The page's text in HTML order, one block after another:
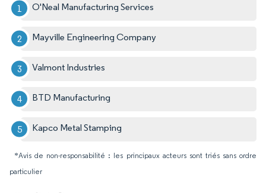
O'Neal Manufacturing Services
Mayville Engineering Company
Valmont Industries
BTD Manufacturing
Kapco Metal Stamping
*Avis de non-responsabilité : les principaux acteurs sont triés sans ordre
particulier